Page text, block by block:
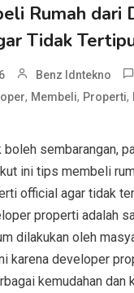
Rumah dari
Tidak
Benz Idntekno
, Membeli, Properti,
boleh sembarangan,
ini tips membeli
official agar tidak
properti adalah
dilakukan oleh
karena developer
kemudahan dan